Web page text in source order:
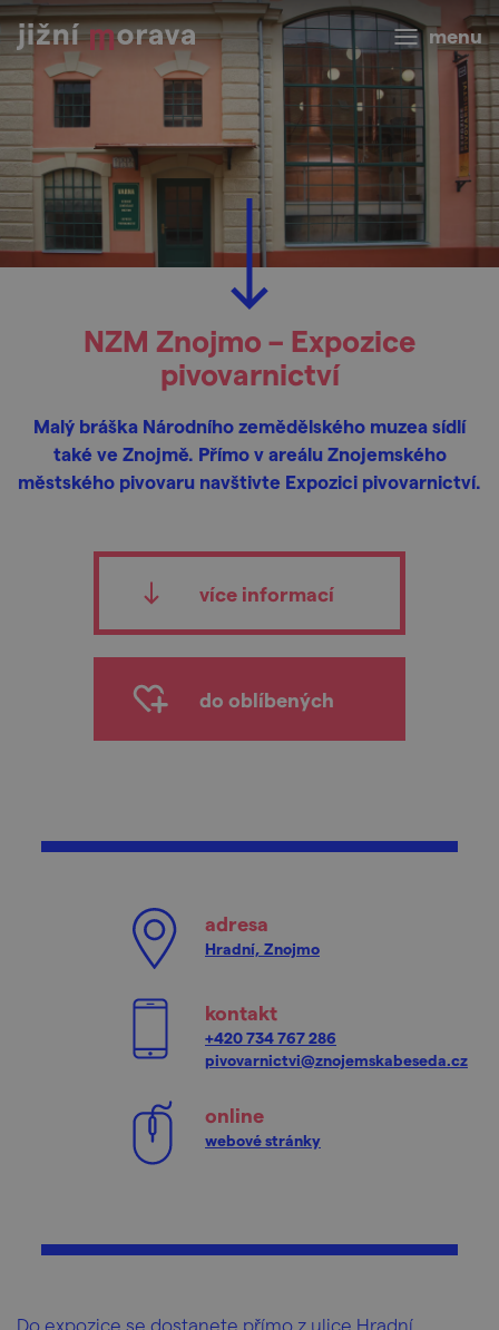
menu
NZM Znojmo – Expozice
pivovarnictví
Malý bráška Národního zemědělského muzea sídlí
také ve Znojmě. Přímo v areálu Znojemského
městského pivovaru navštivte Expozici pivovarnictví.
více informací
do oblíbených
adresa
Hradní, Znojmo
kontakt
+420 734 767 286
pivovarnictvi@znojemskabeseda.cz
online
webové stránky
Do expozice se dostanete přímo z ulice Hradní